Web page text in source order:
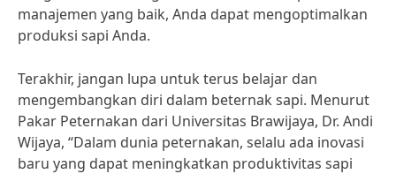
manajemen yang baik, Anda dapat mengoptimalkan
produksi sapi Anda.
Terakhir, jangan lupa untuk terus belajar dan
mengembangkan diri dalam beternak sapi. Menurut
Pakar Peternakan dari Universitas Brawijaya, Dr. Andi
Wijaya, “Dalam dunia peternakan, selalu ada inovasi
baru yang dapat meningkatkan produktivitas sapi